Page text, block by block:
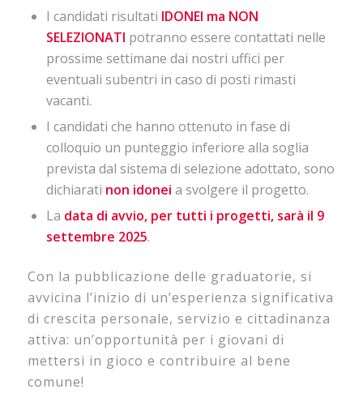
I candidati risultati IDONEI ma NON
SELEZIONATI potranno essere contattati nelle
prossime settimane dai nostri uffici per
eventuali subentri in caso di posti rimasti
vacanti.
I candidati che hanno ottenuto in fase di
colloquio un punteggio inferiore alla soglia
prevista dal sistema di selezione adottato, sono
dichiarati non idonei a svolgere il progetto.
La data di avvio, per tutti i progetti, sarà il 9
settembre 2025.
Con la pubblicazione delle graduatorie, si
avvicina l’inizio di un’esperienza significativa
di crescita personale, servizio e cittadinanza
attiva: un’opportunità per i giovani di
mettersi in gioco e contribuire al bene
comune!